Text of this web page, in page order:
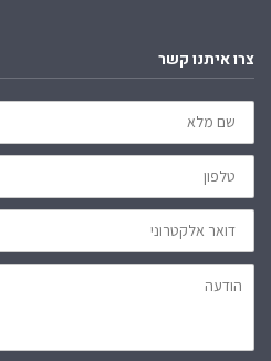
צרו איתנו קשר
שם
מלא
טלפון
דואר
אלקטרוני
הודעה